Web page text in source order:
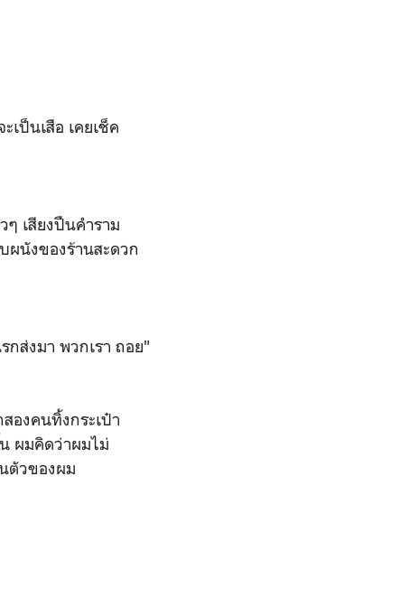
ป็นเสือ เคยเช็ค
เสียงปืนคำราม
ผนังของร้านสะดวก
งมา พวกเรา ถอย"
งคนทิ้งกระเป๋า
ผมคิดว่าผมไม่
ตัวของผม